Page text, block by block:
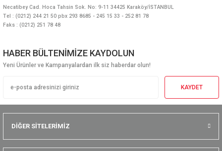
Necatibey Cad. Hoca Tahsin Sok. No: 9-11 34425 Karaköy/İSTANBUL
Tel : (0212) 244 21 50 pbx 293 8685 - 245 15 33 - 252 81 78
Faks : (0212) 251 78 48
HABER BÜLTENİMİZE KAYDOLUN
Yeni Ürünler ve Kampanyalardan ilk siz haberdar olun!
KAYDET
DİĞER SİTELERİMİZ